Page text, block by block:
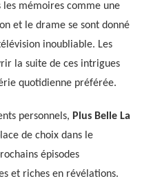
les mémoires comme une
et le drame se sont donné
inoubliable. Les
la suite de ces intrigues
quotidienne préférée.
personnels, Plus Belle La
de choix dans le
épisodes
et riches en révélations.